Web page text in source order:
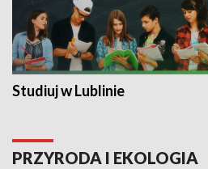
Studiuj w Lublinie
PRZYRODA I EKOLOGIA